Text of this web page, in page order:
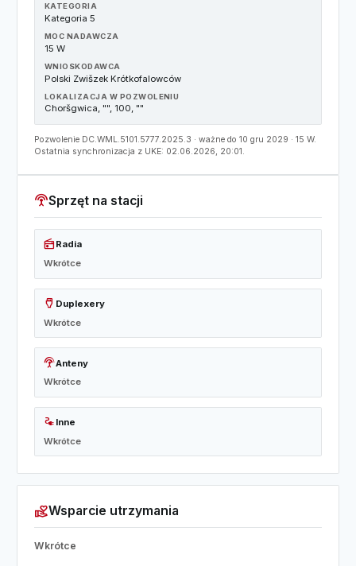
KATEGORIA
Kategoria 5
MOC NADAWCZA
15 W
WNIOSKODAWCA
Polski Zwišzek Krótkofalowców
LOKALIZACJA W POZWOLENIU
Choršgwica, "", 100, ""
Pozwolenie DC.WML.5101.5777.2025.3 · ważne do 10 gru 2029 · 15 W.
Ostatnia synchronizacja z UKE: 02.06.2026, 20:01.
settings_input_antennaSprzęt na stacji
radioRadia
Wkrótce
settings_input_hdmi Duplexery
Wkrótce
settings_input_antennaAnteny
Wkrótce
electrical_services Inne
Wkrótce
volunteer_activismWsparcie utrzymania
Wkrótce